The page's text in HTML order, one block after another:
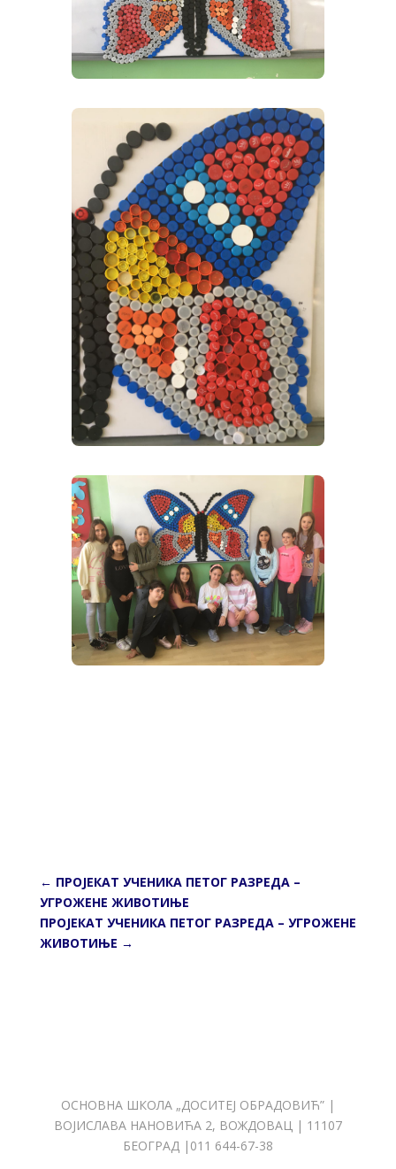
← ПРОЈЕКАТ УЧЕНИКА ПЕТОГ РАЗРЕДА –
УГРОЖЕНЕ ЖИВОТИЊЕ
ПРОЈЕКАТ УЧЕНИКА ПЕТОГ РАЗРЕДА – УГРОЖЕНЕ
ЖИВОТИЊЕ →
ОСНОВНА ШКОЛА „ДОСИТЕЈ ОБРАДОВИЋ” |
ВОЈИСЛАВА НАНОВИЋА 2, ВОЖДОВАЦ | 11107
БЕОГРАД |011 644-67-38